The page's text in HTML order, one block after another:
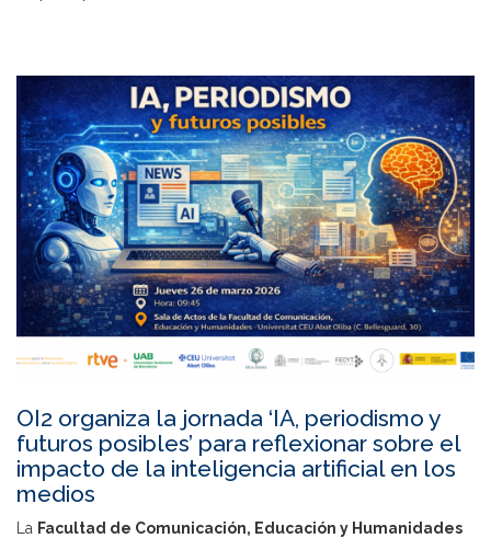
OI2 organiza la jornada ‘IA, periodismo y
futuros posibles’ para reflexionar sobre el
impacto de la inteligencia artificial en los
medios
La Facultad de Comunicación, Educación y Humanidades